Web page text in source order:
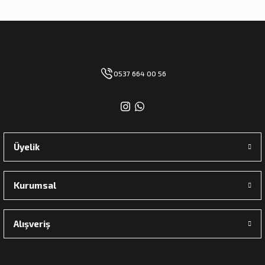
0537 664 00 56
Üyelik
Kurumsal
Alışveriş